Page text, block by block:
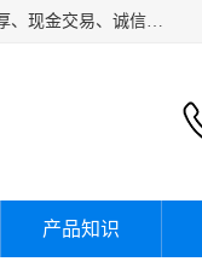
深圳市宝安区诚芯源电子商行主要经营：回收富士IGBT、回收三菱IGBT、回收英飞凌IGBT。本公司资金雄厚、现金交易、诚信待人，经过不断的探索和发展，已形成完善的评估、采购，从而为客户提供快捷价优的库存处理服务，迅速为客户消化库存，回笼资金。
产品知识